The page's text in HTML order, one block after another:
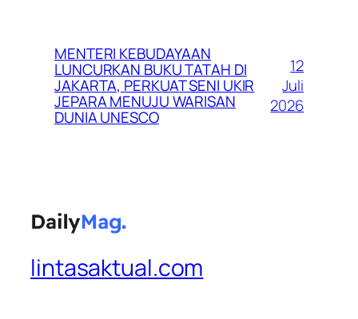
MENTERI KEBUDAYAAN
LUNCURKAN BUKU TATAH DI
JAKARTA, PERKUAT SENI UKIR
JEPARA MENUJU WARISAN
DUNIA UNESCO
12
Juli
2026
lintasaktual.com